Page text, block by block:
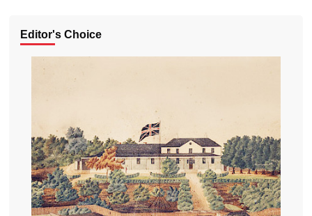
Editor's Choice